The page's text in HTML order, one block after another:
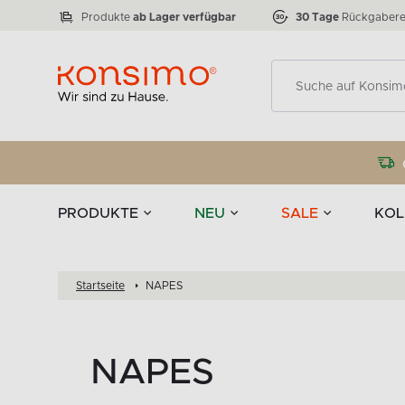
Produkte ab Lager verfügbar 30 Tage
PRODUKTE NEU SALE
Tischgeschirr
zu 50 %
VICTO Anzahl der Produkte:77
ELEGANT Anzahl der Produkte:888
Startseite NAPES
NAPES